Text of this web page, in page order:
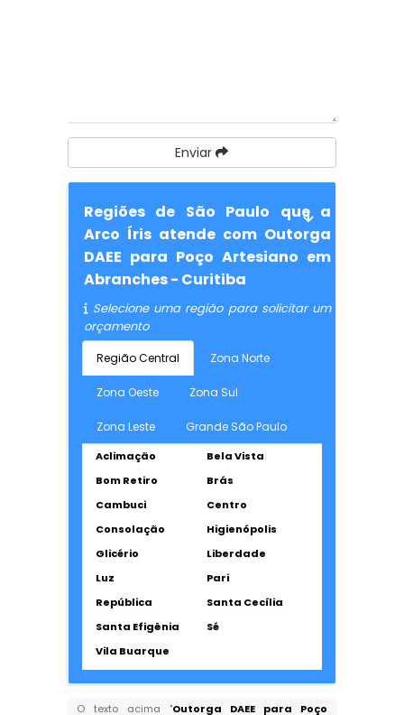
Enviar
Regiões de São Paulo que a
Arco Íris atende com Outorga
DAEE para Poço Artesiano em
Abranches - Curitiba
Selecione uma região para solicitar um
orçamento
Região Central Zona Norte
Zona Oeste Zona Sul
Zona Leste Grande São Paulo
Aclimação
Bela Vista
Bom Retiro
Brás
Cambuci
Centro
Consolação
Higienópolis
Glicério
Liberdade
Luz
Pari
República
Santa Cecília
Santa Efigênia
Sé
Vila Buarque
O texto acima "Outorga DAEE para Poço